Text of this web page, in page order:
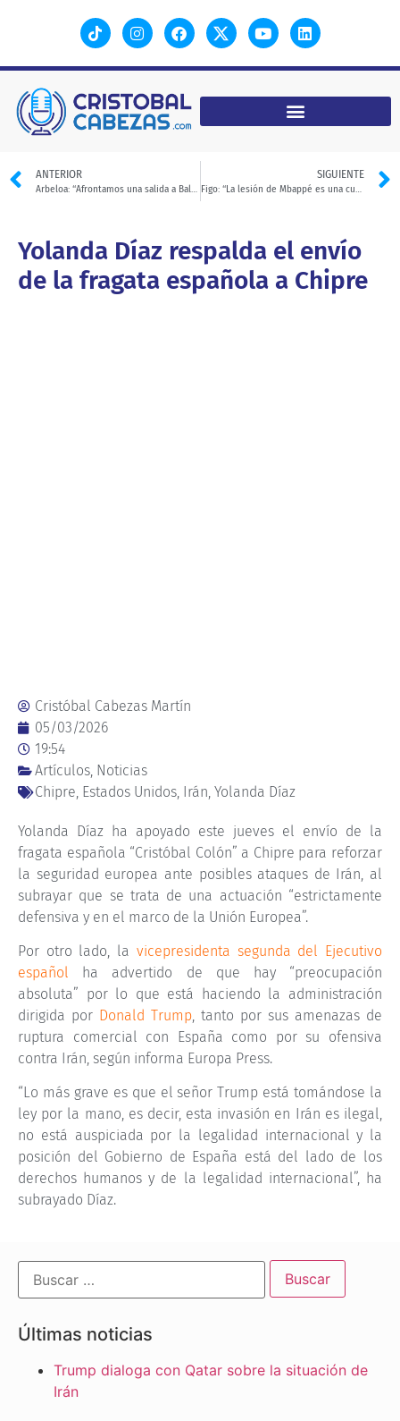
ANTERIOR
Arbeloa: “Afrontamos una salida a Balaídos muy complicada”
SIGUIENTE
Figo: “La lesión de Mbappé es una cuestión de ver lo que el jugador siente”
Yolanda Díaz respalda el envío
de la fragata española a Chipre
Cristóbal Cabezas Martín
05/03/2026
19:54
Artículos Noticias
Chipre Estados Unidos Irán Yolanda Díaz
Yolanda Díaz ha apoyado este jueves el envío de la
fragata española “Cristóbal Colón” a Chipre para reforzar
la seguridad europea ante posibles ataques de Irán, al
subrayar que se trata de una actuación “estrictamente
defensiva y en el marco de la Unión Europea”.
Por otro lado, la vicepresidenta segunda del Ejecutivo
español ha advertido de que hay “preocupación
absoluta” por lo que está haciendo la administración
dirigida por Donald Trump, tanto por sus amenazas de
ruptura comercial con España como por su ofensiva
contra Irán, según informa Europa Press.
“Lo más grave es que el señor Trump está tomándose la
ley por la mano, es decir, esta invasión en Irán es ilegal,
no está auspiciada por la legalidad internacional y la
posición del Gobierno de España está del lado de los
derechos humanos y de la legalidad internacional”, ha
subrayado Díaz.
Últimas noticias
Trump dialoga con Qatar sobre la situación de
Irán